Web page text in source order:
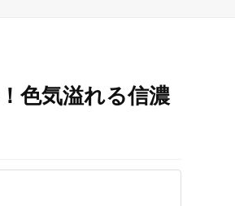
色気溢れる信濃